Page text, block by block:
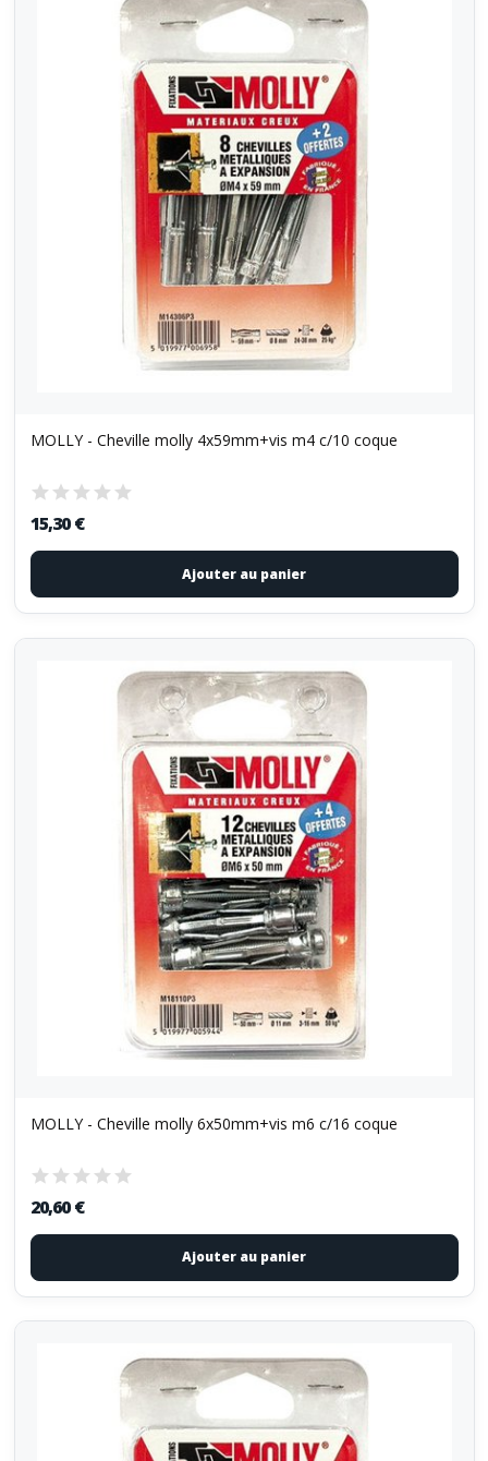
MOLLY - Cheville molly 4x59mm+vis m4 c/10 coque
15,30 €
Ajouter au panier
MOLLY - Cheville molly 6x50mm+vis m6 c/16 coque
20,60 €
Ajouter au panier